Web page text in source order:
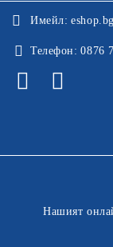
Имейл:
Телефон: 0876
Нашият